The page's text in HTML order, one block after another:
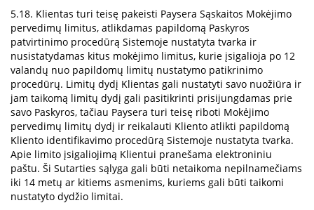
5.18. Klientas turi teisę pakeisti Paysera Sąskaitos Mokėjimo
pervedimų limitus, atlikdamas papildomą Paskyros
patvirtinimo procedūrą Sistemoje nustatyta tvarka ir
nusistatydamas kitus mokėjimo limitus, kurie įsigalioja po 12
valandų nuo papildomų limitų nustatymo patikrinimo
procedūrų. Limitų dydį Klientas gali nustatyti savo nuožiūra ir
jam taikomą limitų dydį gali pasitikrinti prisijungdamas prie
savo Paskyros, tačiau Paysera turi teisę riboti Mokėjimo
pervedimų limitų dydį ir reikalauti Kliento atlikti papildomą
Kliento identifikavimo procedūrą Sistemoje nustatyta tvarka.
Apie limito įsigaliojimą Klientui pranešama elektroniniu
paštu. Ši Sutarties sąlyga gali būti netaikoma nepilnamečiams
iki 14 metų ar kitiems asmenims, kuriems gali būti taikomi
nustatyto dydžio limitai.